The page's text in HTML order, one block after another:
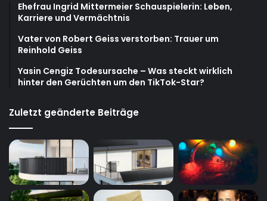
Ehefrau Ingrid Mittermeier Schauspielerin: Leben,
Karriere und Vermächtnis
Vater von Robert Geiss verstorben: Trauer um
Reinhold Geiss
Yasin Cengiz Todesursache – Was steckt wirklich
hinter den Gerüchten um den TikTok-Star?
Zuletzt geänderte Beiträge